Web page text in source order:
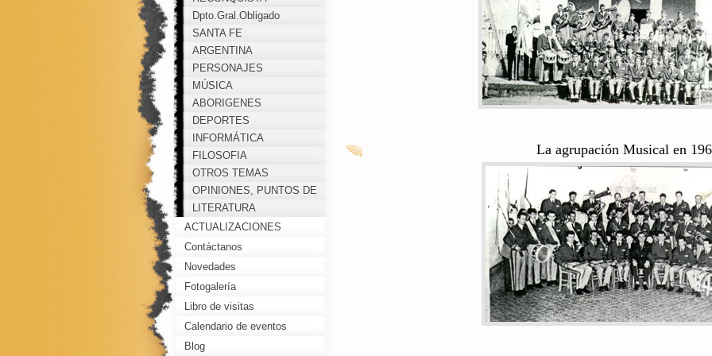
La agrupación Musical en
Dpto.Gral.Obligado
SANTA FE
ARGENTINA
PERSONAJES
MÚSICA
ABORIGENES
DEPORTES
INFORMÁTICA
FILOSOFIA
OTROS TEMAS
OPINIONES, PUNTOS DE
VISTA, COMENTARIOS...
LITERATURA
ACTUALIZACIONES
Contáctanos
Novedades
Fotogalería
Libro de visitas
Calendario de eventos
Blog